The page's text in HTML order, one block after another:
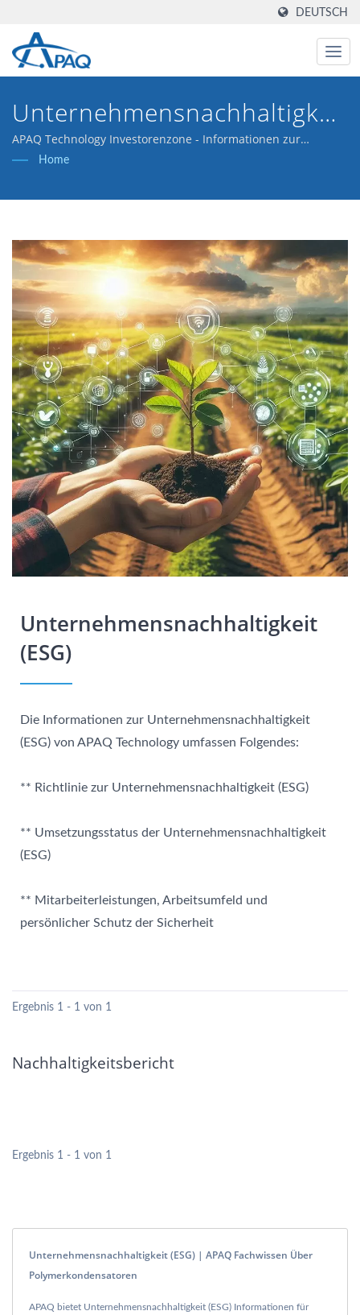
DEUTSCH
Unternehmensnachhaltigkeit
(ESG)
APAQ Technology Investorenzone - Informationen zur
Unternehmensnachhaltigkeit (ESG)
Home
Unternehmensnachhaltigkeit
(ESG)
Die Informationen zur Unternehmensnachhaltigkeit
(ESG) von APAQ Technology umfassen Folgendes:
** Richtlinie zur Unternehmensnachhaltigkeit (ESG)
** Umsetzungsstatus der Unternehmensnachhaltigkeit
(ESG)
** Mitarbeiterleistungen, Arbeitsumfeld und
persönlicher Schutz der Sicherheit
Ergebnis 1 - 1 von 1
Nachhaltigkeitsbericht
Ergebnis 1 - 1 von 1
Unternehmensnachhaltigkeit (ESG) | APAQ Fachwissen Über
Polymerkondensatoren
APAQ bietet Unternehmensnachhaltigkeit (ESG) Informationen für